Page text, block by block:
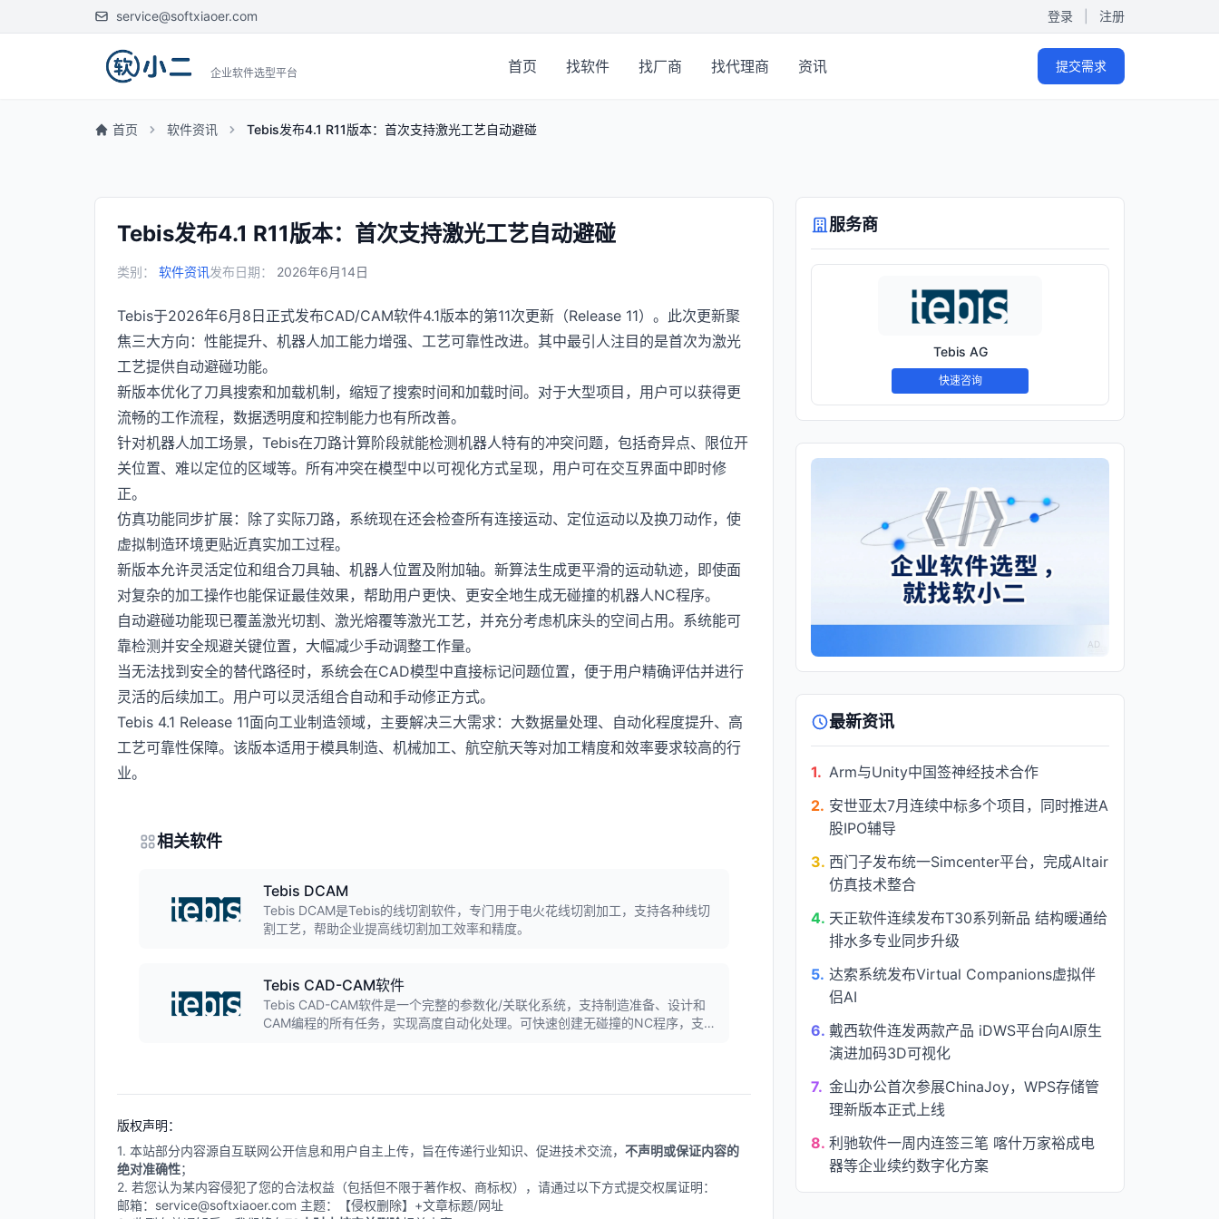
service@softxiaoer.com 登录 注册
企业软件选型平台 首页 找软件 找厂商 找代理商 资讯 提交需求
首页 软件资讯 Tebis发布4.1 R11版本：首次支持激光工艺自动避碰
Tebis发布4.1 R11版本：首次支持激光工艺自动避碰
类别： 软件资讯发布日期： 2026年6月14日
Tebis于2026年6月8日正式发布CAD/CAM软件4.1版本的第11次更新（Release 11）。此次更新聚
焦三大方向：性能提升、机器人加工能力增强、工艺可靠性改进。其中最引人注目的是首次为激光
工艺提供自动避碰功能。
新版本优化了刀具搜索和加载机制，缩短了搜索时间和加载时间。对于大型项目，用户可以获得更
流畅的工作流程，数据透明度和控制能力也有所改善。
针对机器人加工场景，Tebis在刀路计算阶段就能检测机器人特有的冲突问题，包括奇异点、限位开
关位置、难以定位的区域等。所有冲突在模型中以可视化方式呈现，用户可在交互界面中即时修
正。
仿真功能同步扩展：除了实际刀路，系统现在还会检查所有连接运动、定位运动以及换刀动作，使
虚拟制造环境更贴近真实加工过程。
新版本允许灵活定位和组合刀具轴、机器人位置及附加轴。新算法生成更平滑的运动轨迹，即使面
对复杂的加工操作也能保证最佳效果，帮助用户更快、更安全地生成无碰撞的机器人NC程序。
自动避碰功能现已覆盖激光切割、激光熔覆等激光工艺，并充分考虑机床头的空间占用。系统能可
靠检测并安全规避关键位置，大幅减少手动调整工作量。
当无法找到安全的替代路径时，系统会在CAD模型中直接标记问题位置，便于用户精确评估并进行
灵活的后续加工。用户可以灵活组合自动和手动修正方式。
Tebis 4.1 Release 11面向工业制造领域，主要解决三大需求：大数据量处理、自动化程度提升、高
工艺可靠性保障。该版本适用于模具制造、机械加工、航空航天等对加工精度和效率要求较高的行
业。
相关软件
Tebis DCAM
Tebis DCAM是Tebis的线切割软件，专门用于电火花线切割加工，支持各种线切
割工艺，帮助企业提高线切割加工效率和精度。
Tebis CAD-CAM软件
Tebis CAD-CAM软件是一个完整的参数化/关联化系统，支持制造准备、设计和
CAM编程的所有任务，实现高度自动化处理。可快速创建无碰撞的NC程序，支持
版权声明：
1. 本站部分内容源自互联网公开信息和用户自主上传，旨在传递行业知识、促进技术交流， 不声明或保证内容的
绝对准确性；
2. 若您认为某内容侵犯了您的合法权益（包括但不限于著作权、商标权），请通过以下方式提交权属证明：
邮箱：service@softxiaoer.com 主题：【侵权删除】+文章标题/网址
服务商
Tebis AG
快速咨询
AD
最新资讯
1. Arm与Unity中国签神经技术合作
2. 安世亚太7月连续中标多个项目，同时推进A
股IPO辅导
3. 西门子发布统一Simcenter平台，完成Altair
仿真技术整合
4. 天正软件连续发布T30系列新品 结构暖通给
排水多专业同步升级
5. 达索系统发布Virtual Companions虚拟伴
侣AI
6. 戴西软件连发两款产品 iDWS平台向AI原生
演进加码3D可视化
7. 金山办公首次参展ChinaJoy，WPS存储管
理新版本正式上线
8. 利驰软件一周内连签三笔 喀什万家裕成电
器等企业续约数字化方案